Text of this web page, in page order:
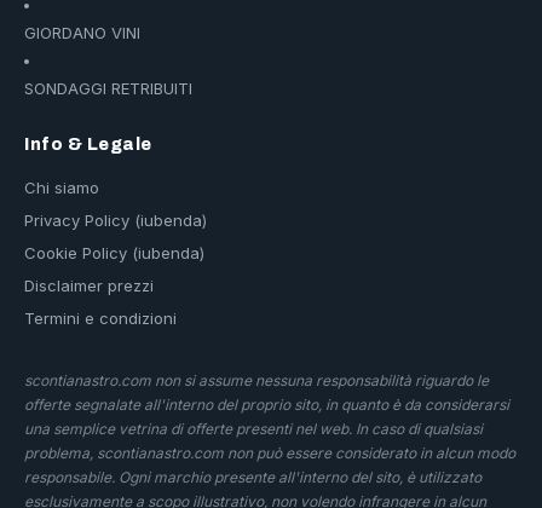
GIORDANO VINI
SONDAGGI RETRIBUITI
Info & Legale
Chi siamo
Privacy Policy (iubenda)
Cookie Policy (iubenda)
Disclaimer prezzi
Termini e condizioni
scontianastro.com non si assume nessuna responsabilità riguardo le
offerte segnalate all'interno del proprio sito, in quanto è da considerarsi
una semplice vetrina di offerte presenti nel web. In caso di qualsiasi
problema, scontianastro.com non può essere considerato in alcun modo
responsabile. Ogni marchio presente all'interno del sito, è utilizzato
esclusivamente a scopo illustrativo, non volendo infrangere in alcun